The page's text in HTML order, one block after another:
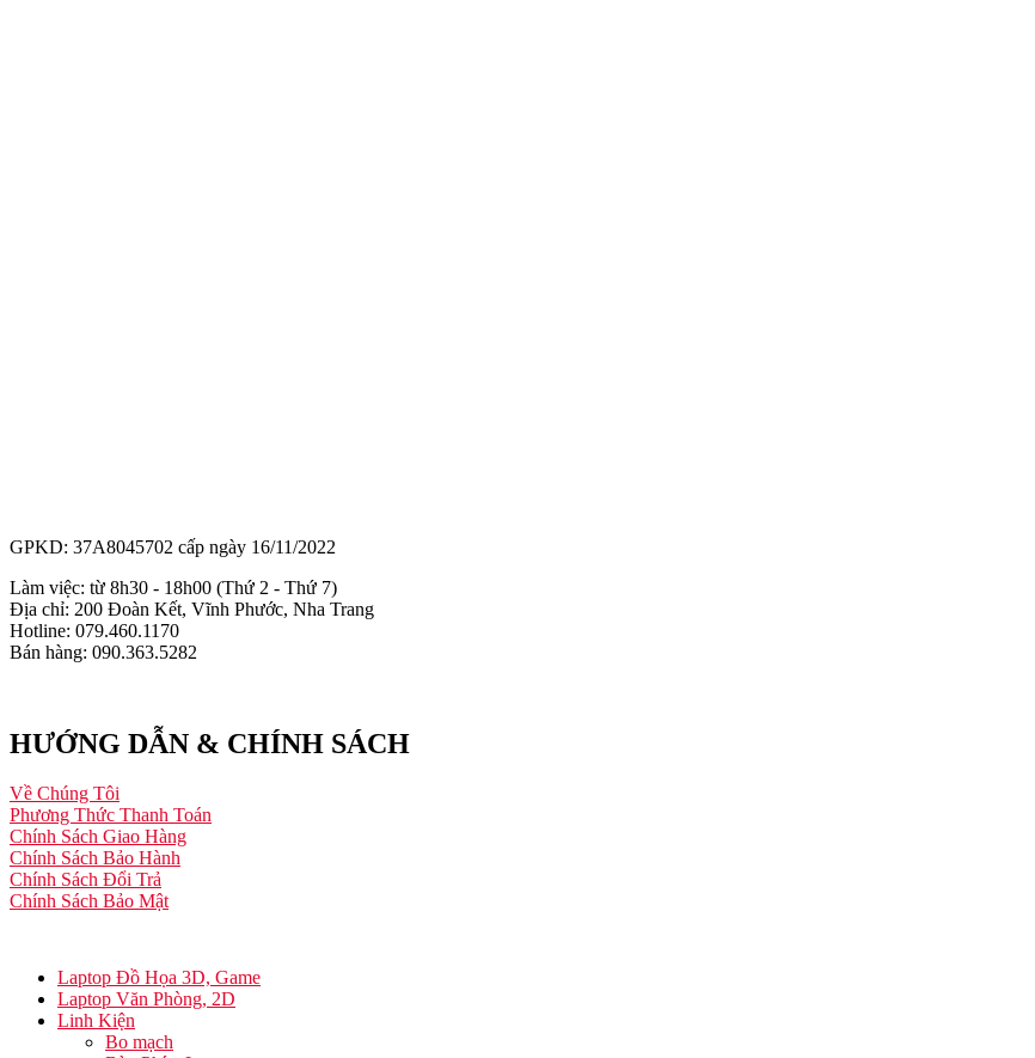
GPKD: 37A8045702 cấp ngày 16/11/2022
Làm việc: từ 8h30 - 18h00 (Thứ 2 - Thứ 7)
Địa chỉ: 200 Đoàn Kết, Vĩnh Phước, Nha Trang
Hotline: 079.460.1170
Bán hàng: 090.363.5282
HƯỚNG DẪN & CHÍNH SÁCH
Về Chúng Tôi
Phương Thức Thanh Toán
Chính Sách Giao Hàng
Chính Sách Bảo Hành
Chính Sách Đổi Trả
Chính Sách Bảo Mật
Laptop Đồ Họa 3D, Game
Laptop Văn Phòng, 2D
Linh Kiện
Bo mạch